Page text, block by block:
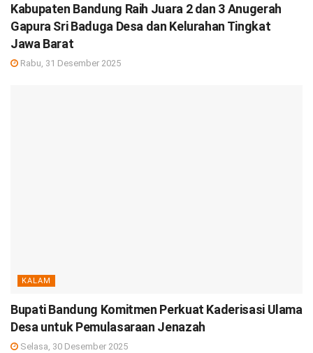
Kabupaten Bandung Raih Juara 2 dan 3 Anugerah
Gapura Sri Baduga Desa dan Kelurahan Tingkat
Jawa Barat
Rabu, 31 Desember 2025
KALAM
Bupati Bandung Komitmen Perkuat Kaderisasi Ulama
Desa untuk Pemulasaraan Jenazah
Selasa, 30 Desember 2025